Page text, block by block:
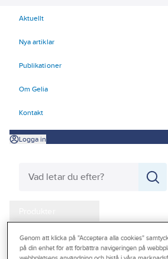
Aktuellt
Nya artiklar
Publikationer
Om Gelia
Kontakt
Logga in
Outlet
Gelia Produkter Gelia Fästmaterial Tejp
Genom att klicka på "Acceptera alla cookies"
på din enhet för att förbättra navigeringen på